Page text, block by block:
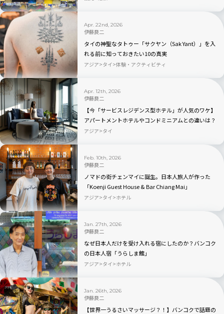
Apr. 22nd, 2026
伊藤良二
タイの神聖なタトゥー「サクヤン（Sak Yant）」を入
れる前に知っておきたい10の真実
アジア タイ 体験・アクティビティ
Apr. 12th, 2026
伊藤良二
【今「サービスレジデンス型ホテル」が人気のワケ】
アパートメントホテルやコンドミニアムとの違いは？
タイ「サマセット パタヤ」宿泊レビューも
アジア タイ
Feb. 10th, 2026
伊藤良二
ノマドの街チェンマイに誕生。日本人旅人が作った
「Koenji Guest House & Bar Chiang Mai」
アジア タイ ホテル
Jan. 27th, 2026
伊藤良二
なぜ日本人だけを受け入れる宿にしたのか？バンコク
の日本人宿「うらしま館」
アジア タイ ホテル
Jan. 26th, 2026
伊藤良二
【世界一うるさいマッサージ？！】バンコクで話題の